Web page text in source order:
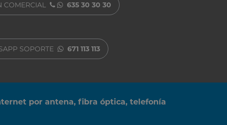
COMERCIAL 635 30 30 30
SOPORTE 671 113 113
por antena, fibra óptica, telefonía